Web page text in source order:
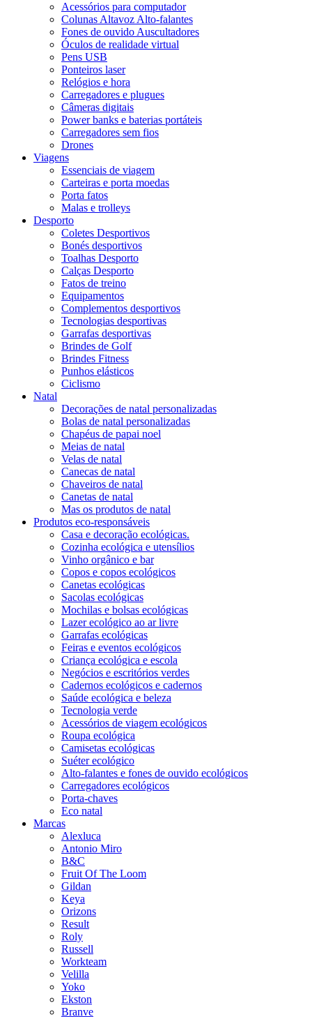
Acessórios para computador
Colunas Altavoz Alto-falantes
Fones de ouvido Auscultadores
Óculos de realidade virtual
Pens USB
Ponteiros laser
Relógios e hora
Carregadores e plugues
Câmeras digitais
Power banks e baterias portáteis
Carregadores sem fios
Drones
Viagens
Essenciais de viagem
Carteiras e porta moedas
Porta fatos
Malas e trolleys
Desporto
Coletes Desportivos
Bonés desportivos
Toalhas Desporto
Calças Desporto
Fatos de treino
Equipamentos
Complementos desportivos
Tecnologias desportivas
Garrafas desportivas
Brindes de Golf
Brindes Fitness
Punhos elásticos
Ciclismo
Natal
Decorações de natal personalizadas
Bolas de natal personalizadas
Chapéus de papai noel
Meias de natal
Velas de natal
Canecas de natal
Chaveiros de natal
Canetas de natal
Mas os produtos de natal
Produtos eco-responsáveis
Casa e decoração ecológicas.
Cozinha ecológica e utensílios
Vinho orgânico e bar
Copos e copos ecológicos
Canetas ecológicas
Sacolas ecológicas
Mochilas e bolsas ecológicas
Lazer ecológico ao ar livre
Garrafas ecológicas
Feiras e eventos ecológicos
Criança ecológica e escola
Negócios e escritórios verdes
Cadernos ecológicos e cadernos
Saúde ecológica e beleza
Tecnologia verde
Acessórios de viagem ecológicos
Roupa ecológica
Camisetas ecológicas
Suéter ecológico
Alto-falantes e fones de ouvido ecológicos
Carregadores ecológicos
Porta-chaves
Eco natal
Marcas
Alexluca
Antonio Miro
B&C
Fruit Of The Loom
Gildan
Keya
Orizons
Result
Roly
Russell
Workteam
Velilla
Yoko
Ekston
Branve